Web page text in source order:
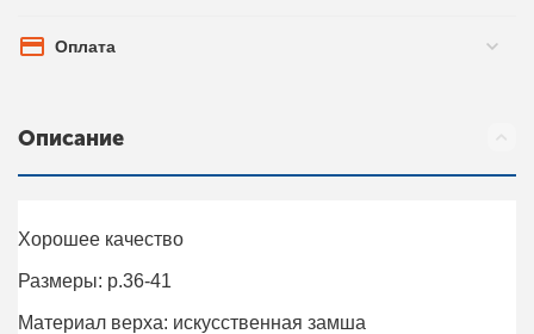
Оплата
Описание
Хорошее качество
Размеры: р.36-41
Материал верха: искусственная замша